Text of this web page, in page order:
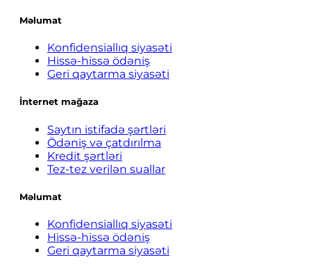
Məlumat
Konfidensiallıq siyasəti
Hissə-hissə ödəniş
Geri qaytarma siyasəti
İnternet mağaza
Saytın istifadə şərtləri
Ödəniş və çatdırılma
Kredit şərtləri
Tez-tez verilən suallar
Məlumat
Konfidensiallıq siyasəti
Hissə-hissə ödəniş
Geri qaytarma siyasəti